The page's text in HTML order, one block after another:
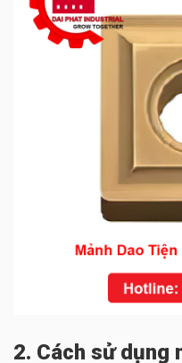
2. Cách sử dụng